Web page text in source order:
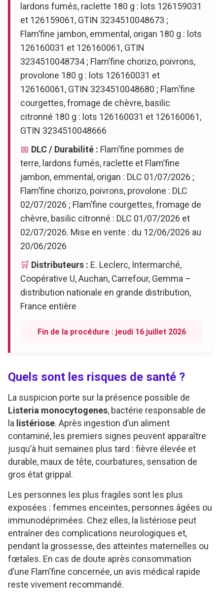
lardons fumés, raclette 180 g : lots 126159031
et 126159061, GTIN 3234510048673 ;
Flam’fine jambon, emmental, origan 180 g : lots
126160031 et 126160061, GTIN
3234510048734 ; Flam’fine chorizo, poivrons,
provolone 180 g : lots 126160031 et
126160061, GTIN 3234510048680 ; Flam’fine
courgettes, fromage de chèvre, basilic
citronné 180 g : lots 126160031 et 126160061,
GTIN 3234510048666
📅 DLC / Durabilité : Flam’fine pommes de
terre, lardons fumés, raclette et Flam’fine
jambon, emmental, origan : DLC 01/07/2026 ;
Flam’fine chorizo, poivrons, provolone : DLC
02/07/2026 ; Flam’fine courgettes, fromage de
chèvre, basilic citronné : DLC 01/07/2026 et
02/07/2026. Mise en vente : du 12/06/2026 au
20/06/2026
🛒 Distributeurs : E. Leclerc, Intermarché,
Coopérative U, Auchan, Carrefour, Gemma –
distribution nationale en grande distribution,
France entière
Fin de la procédure : jeudi 16 juillet 2026
Quels sont les risques de santé ?
La suspicion porte sur la présence possible de
Listeria monocytogenes, bactérie responsable de
la listériose. Après ingestion d’un aliment
contaminé, les premiers signes peuvent apparaître
jusqu’à huit semaines plus tard : fièvre élevée et
durable, maux de tête, courbatures, sensation de
gros état grippal.
Les personnes les plus fragiles sont les plus
exposées : femmes enceintes, personnes âgées ou
immunodéprimées. Chez elles, la listériose peut
entraîner des complications neurologiques et,
pendant la grossesse, des atteintes maternelles ou
fœtales. En cas de doute après consommation
d’une Flam’fine concernée, un avis médical rapide
reste vivement recommandé.